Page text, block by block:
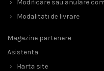
Modificare sau anulare
Modalitati de livrare
Magazine partenere
Asistenta
Harta site